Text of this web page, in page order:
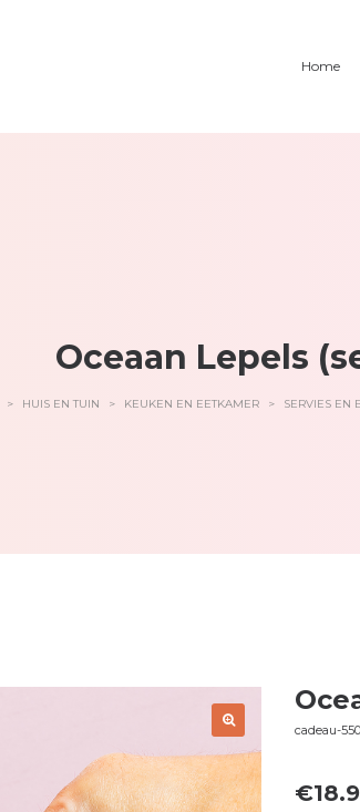
Home
Oceaan Lepels
> HUIS EN TUIN > KEUKEN EN EETKAMER > SERVIES EN
cadeau-
€